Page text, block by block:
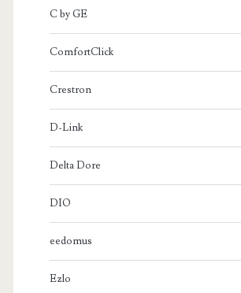
C by GE
ComfortClick
Crestron
D-Link
Delta Dore
DIO
eedomus
Ezlo